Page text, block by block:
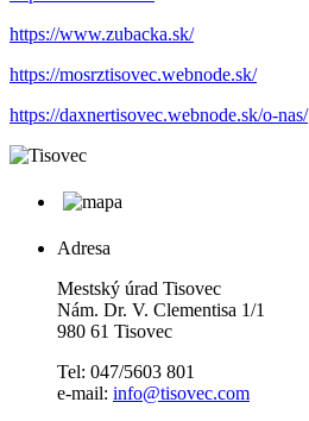
https://www.zubacka.sk/
https://mosrztisovec.webnode.sk/
https://daxnertisovec.webnode.sk/o-nas/
Adresa
Mestský úrad Tisovec
Nám. Dr. V. Clementisa 1/1
980 61 Tisovec
Tel: 047/5603 801
e-mail: info@tisovec.com